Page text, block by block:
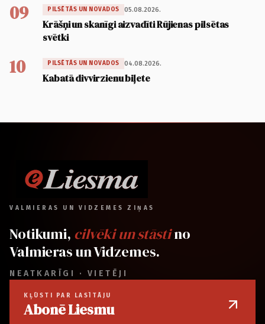
09 PILSĒTĀS UN NOVADOS 05.08.2026.
Krāšņi un skanīgi aizvadīti Rūjienas pilsētas
svētki
10 PILSĒTĀS UN NOVADOS 04.08.2026.
Kabatā divvirzienu biļete
VALMIERAS UN VIDZEMES ZIŅAS
Notikumi, cilvēki un stāstino
Valmieras un Vidzemes.
NEATKARĪGI · VIETĒJI
KĻŪSTI PAR LASĪTĀJU
Abonē Liesmu